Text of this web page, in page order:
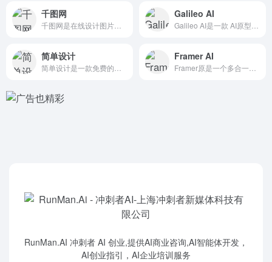
千图网 Galileo AI
简单设计 Framer AI
RunMan.AI 冲刺者 AI 创业,提供AI商业咨询,AI智能体开发，
AI创业指引，AI企业培训服务